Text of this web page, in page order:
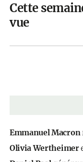
Cette
vue
Emmanuel Macron
Olivia Wertheimer